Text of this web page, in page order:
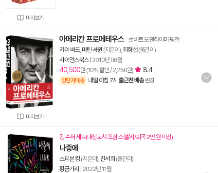
미리보기
미리보기
아메리칸 프로메테우스 - 로버트 오펜하이머 평전
카이 버드, 마틴 셔윈 (지은이), 최형섭(옮긴이)
사이언스북스| 2010년 08월
40,500원 (10% 할인 / 2,250원) 8.4
양탄자배송 내일 아침 7시 출근전 배송 변경
킹 수저 세트(대상도서 포함 소설/시/희곡 2만 원 이상)
나중에
스티븐 킹 (지은이), 진서희 (옮긴이)
황금가지
2022년 11월